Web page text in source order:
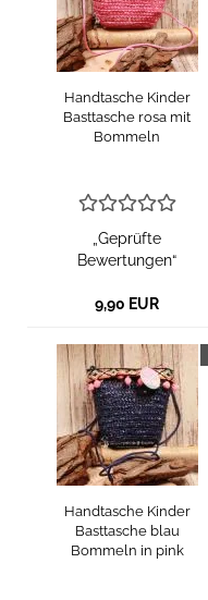
Handtasche Kinder
Basttasche rosa mit
Bommeln
„Geprüfte
Bewertungen“
9,90 EUR
Handtasche Kinder
Basttasche blau
Bommeln in pink